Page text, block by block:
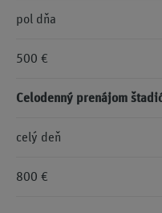
pol dňa
500 €
Celodenný prenájom
celý deň
800 €